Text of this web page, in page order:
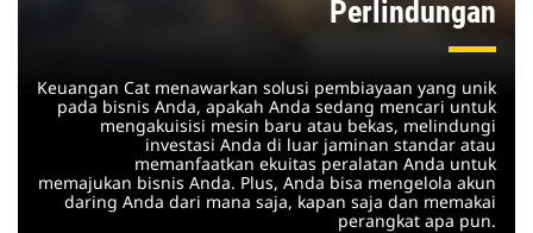
Perlindungan
Keuangan Cat menawarkan solusi pembiayaan yang unik
pada bisnis Anda, apakah Anda sedang mencari untuk
mengakuisisi mesin baru atau bekas, melindungi
investasi Anda di luar jaminan standar atau
memanfaatkan ekuitas peralatan Anda untuk
memajukan bisnis Anda. Plus, Anda bisa mengelola akun
daring Anda dari mana saja, kapan saja dan memakai
perangkat apa pun.